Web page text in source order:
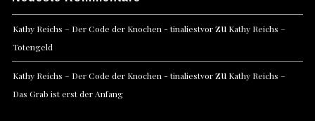
Kathy Reichs – Der Code der Knochen - tinaliestvorzu Kathy Reichs –
Totengeld
Kathy Reichs – Der Code der Knochen - tinaliestvorzu Kathy Reichs –
Das Grab ist erst der Anfang